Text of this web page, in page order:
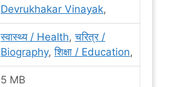
Devrukhakar Vinayak,
स्वास्थ्य / Health,चरित्र /
Biography,शिक्षा / Education,
5 MB